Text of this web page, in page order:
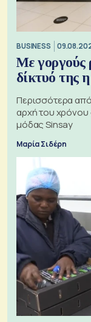
BUSINESS
Με γοργούς
δίκτυό της
Περισσότερα από
αρχή του χρόνου
μόδας Sinsay
Μαρία Σιδέρη